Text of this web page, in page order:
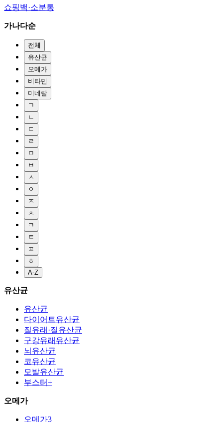
쇼핑백·소분통
가나다순
전체
유산균
오메가
비타민
미네랄
ㄱ
ㄴ
ㄷ
ㄹ
ㅁ
ㅂ
ㅅ
ㅇ
ㅈ
ㅊ
ㅋ
ㅌ
ㅍ
ㅎ
A-Z
유산균
유산균
다이어트유산균
질유래·질유산균
구강유래유산균
뇌유산균
코유산균
모발유산균
부스터+
오메가
오메가3